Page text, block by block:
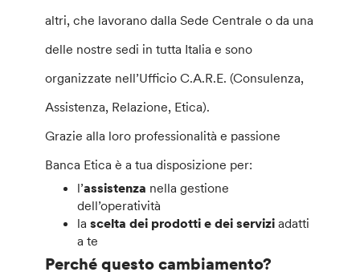
altri, che lavorano dalla Sede Centrale o da una
delle nostre sedi in tutta Italia e sono
organizzate nell’Ufficio C.A.R.E. (Consulenza,
Assistenza, Relazione, Etica).
Grazie alla loro professionalità e passione
Banca Etica è a tua disposizione per:
l’assistenza nella gestione
dell’operatività
lascelta dei prodotti e dei servizi adatti
a te
Perché questo cambiamento?